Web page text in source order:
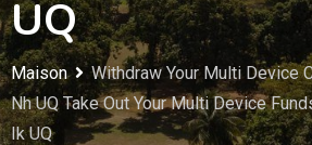
UQ
Maison
Withdraw Your Multi Device
Nh UQ Take Out Your Multi Device
Ik UQ